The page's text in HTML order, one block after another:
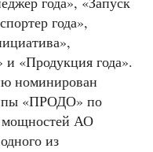
года»,
«Продукция года».
номинирован
«ПРОДО» по
АО
из